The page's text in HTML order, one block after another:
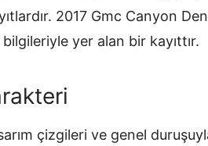
2017 Gmc Canyon
yer alan bir kayıttır.
çizgileri ve genel